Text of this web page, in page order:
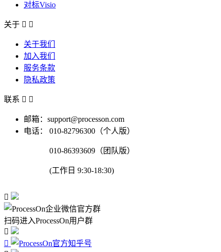
对标Visio
关于  
关于我们
加入我们
服务条款
隐私政策
联系  
邮箱：support@processon.com
电话：
010-82796300（个人版）
010-86393609（团队版）
(工作日 9:30-18:30)

扫码进入ProcessOn用户群

